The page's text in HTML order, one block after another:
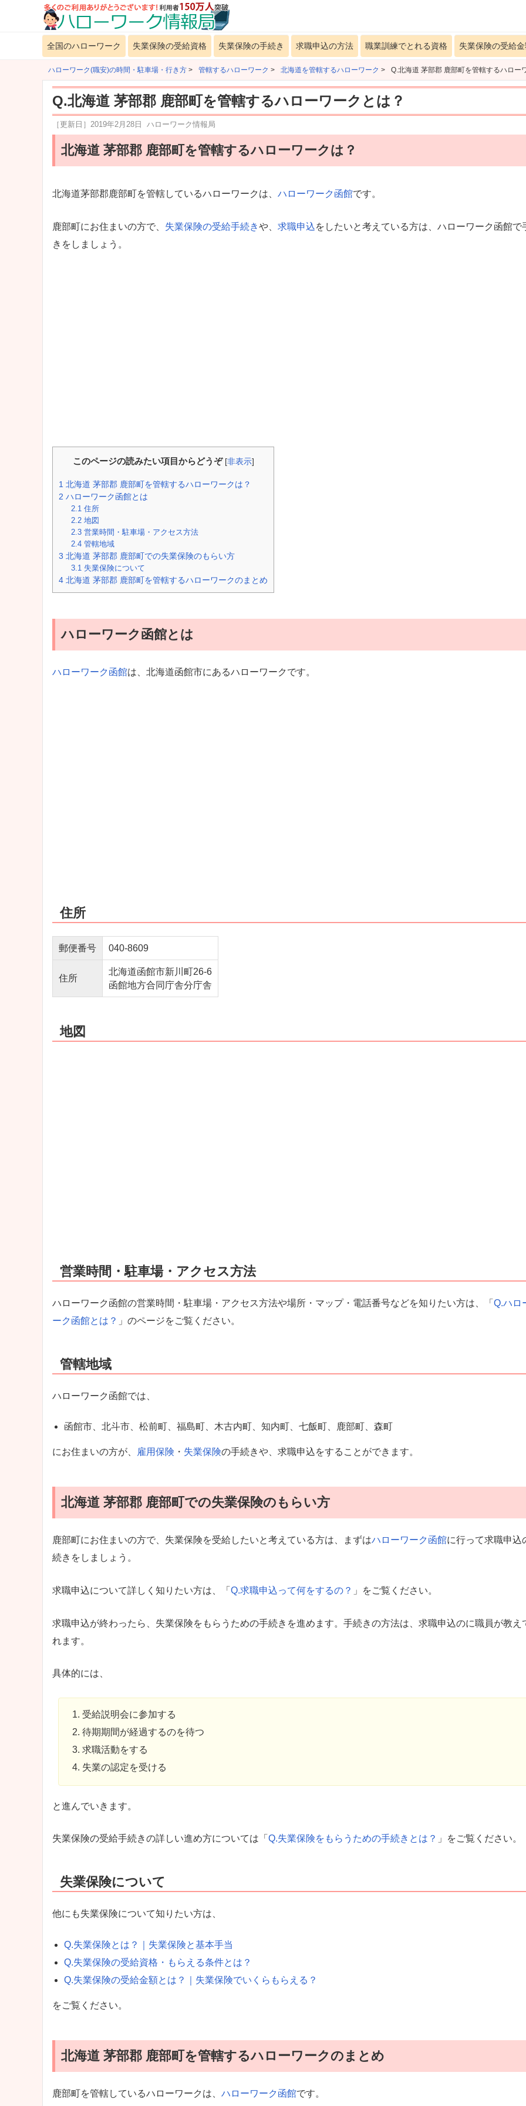
全国のハローワーク 失業保険の受給資格 失業保険の手続き 求職申込の方法 職業訓練でとれる資格 失業保険の受給
ハローワーク(職安)の時間・駐車場・行き方 > 管轄するハローワーク > 北海道を管轄するハローワーク > Q.北海道 茅部郡 鹿部町を管轄するハロー
Q.北海道 茅部郡 鹿部町を管轄するハローワークとは？
［更新日］ 2019年2月28日 ハローワーク情報局
北海道 茅部郡 鹿部町を管轄するハローワークは？
北海道茅部郡鹿部町を管轄しているハローワークは、 ハローワーク函館です。
鹿部町にお住まいの方で、 失業保険の受給手続きや、 求職申込をしたいと考えている方は、ハローワーク函館で
きをしましょう。
このページの読みたい項目からどうぞ [非表示]
1 北海道 茅部郡 鹿部町を管轄するハローワークは？
2 ハローワーク函館とは
2.1 住所
2.2 地図
2.3 営業時間・駐車場・アクセス方法
2.4 管轄地域
3 北海道 茅部郡 鹿部町での失業保険のもらい方
3.1 失業保険について
4 北海道 茅部郡 鹿部町を管轄するハローワークのまとめ
ハローワーク函館とは
ハローワーク函館は、北海道函館市にあるハローワークです。
住所
郵便番号 040‐8609
住所
北海道函館市新川町26-6
函館地方合同庁舎分庁舎
地図
営業時間・駐車場・アクセス方法
ハローワーク函館の営業時間・駐車場・アクセス方法や場所・マップ・電話番号などを知りたい方は、「 Q.ハロ
ーク函館とは？ 」のページをご覧ください。
管轄地域
ハローワーク函館では、
函館市、北斗市、松前町、福島町、木古内町、知内町、七飯町、鹿部町、森町
にお住まいの方が、 雇用保険 ・ 失業保険の手続きや、求職申込をすることができます。
北海道 茅部郡 鹿部町での失業保険のもらい方
鹿部町にお住まいの方で、失業保険を受給したいと考えている方は、まずはハローワーク函館に行って求職申込
続きをしましょう。
求職申込について詳しく知りたい方は、「 Q.求職申込って何をするの？ 」をご覧ください。
求職申込が終わったら、失業保険をもらうための手続きを進めます。手続きの方法は、求職申込のに職員が教え
れます。
具体的には、
受給説明会に参加する
待期期間が経過するのを待つ
求職活動をする
失業の認定を受ける
と進んでいきます。
失業保険の受給手続きの詳しい進め方については「 Q.失業保険をもらうための手続きとは？ 」をご覧ください。
失業保険について
他にも失業保険について知りたい方は、
Q.失業保険とは？｜失業保険と基本手当
Q.失業保険の受給資格・もらえる条件とは？
Q.失業保険の受給金額とは？｜失業保険でいくらもらえる？
をご覧ください。
北海道 茅部郡 鹿部町を管轄するハローワークのまとめ
鹿部町を管轄しているハローワークは、 ハローワーク函館です。